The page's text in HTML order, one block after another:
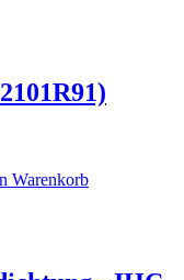
Warenkorb